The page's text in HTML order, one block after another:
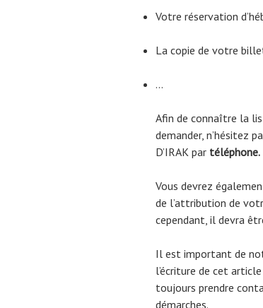
Votre réservation
La copie de votre
…
Afin de connaître la
demander, n’hésitez
D’IRAK par téléphone.
Vous devrez
de l’attribution de
cependant, il devra
Il est important de
l’écriture de cet
toujours prendre
démarches.